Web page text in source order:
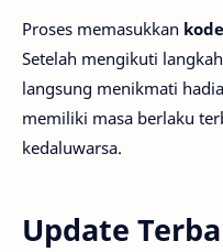
Proses memasukkan
Setelah mengikuti
langsung menikmati
memiliki masa berlaku
kedaluwarsa.
Update